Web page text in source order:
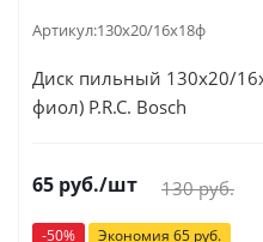
Артикул:130x20/16x18ф
Диск пильный 130x20/
фиол) P.R.C. Bosch
65 руб./шт 130руб.
-50% Экономия 65 руб.